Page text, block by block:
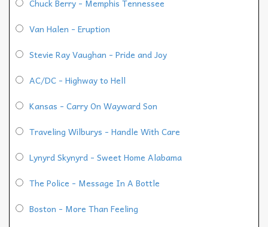
Chuck Berry - Memphis Tennessee
Van Halen - Eruption
Stevie Ray Vaughan - Pride and Joy
AC/DC - Highway to Hell
Kansas - Carry On Wayward Son
Traveling Wilburys - Handle With Care
Lynyrd Skynyrd - Sweet Home Alabama
The Police - Message In A Bottle
Boston - More Than Feeling